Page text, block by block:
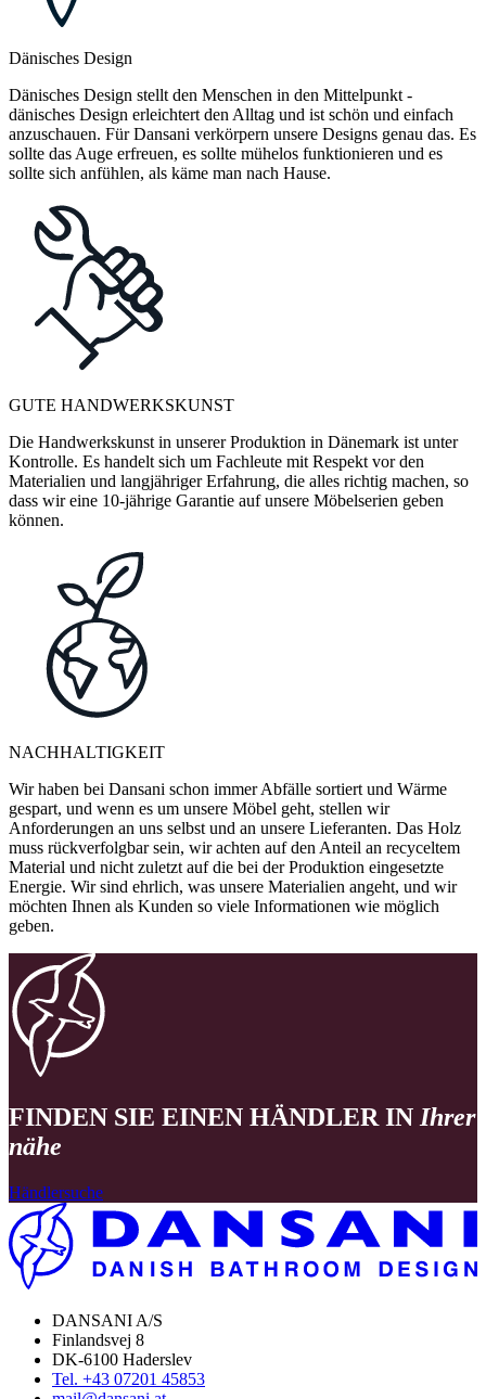
Dänisches Design
Dänisches Design stellt den Menschen in den Mittelpunkt -
dänisches Design erleichtert den Alltag und ist schön und einfach
anzuschauen. Für Dansani verkörpern unsere Designs genau das. Es
sollte das Auge erfreuen, es sollte mühelos funktionieren und es
sollte sich anfühlen, als käme man nach Hause.
GUTE HANDWERKSKUNST
Die Handwerkskunst in unserer Produktion in Dänemark ist unter
Kontrolle. Es handelt sich um Fachleute mit Respekt vor den
Materialien und langjähriger Erfahrung, die alles richtig machen, so
dass wir eine 10-jährige Garantie auf unsere Möbelserien geben
können.
NACHHALTIGKEIT
Wir haben bei Dansani schon immer Abfälle sortiert und Wärme
gespart, und wenn es um unsere Möbel geht, stellen wir
Anforderungen an uns selbst und an unsere Lieferanten. Das Holz
muss rückverfolgbar sein, wir achten auf den Anteil an recyceltem
Material und nicht zuletzt auf die bei der Produktion eingesetzte
Energie. Wir sind ehrlich, was unsere Materialien angeht, und wir
möchten Ihnen als Kunden so viele Informationen wie möglich
geben.
FINDEN SIE EINEN HÄNDLER IN Ihrer
nähe
Händlersuche
DANSANI A/S
Finlandsvej 8
DK-6100 Haderslev
Tel. +43 07201 45853